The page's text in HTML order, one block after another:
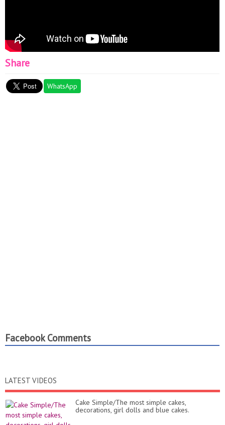
Share
WhatsApp
Facebook Comments
LATEST VIDEOS
Cake Simple/The most simple cakes,
decorations, girl dolls and blue cakes.